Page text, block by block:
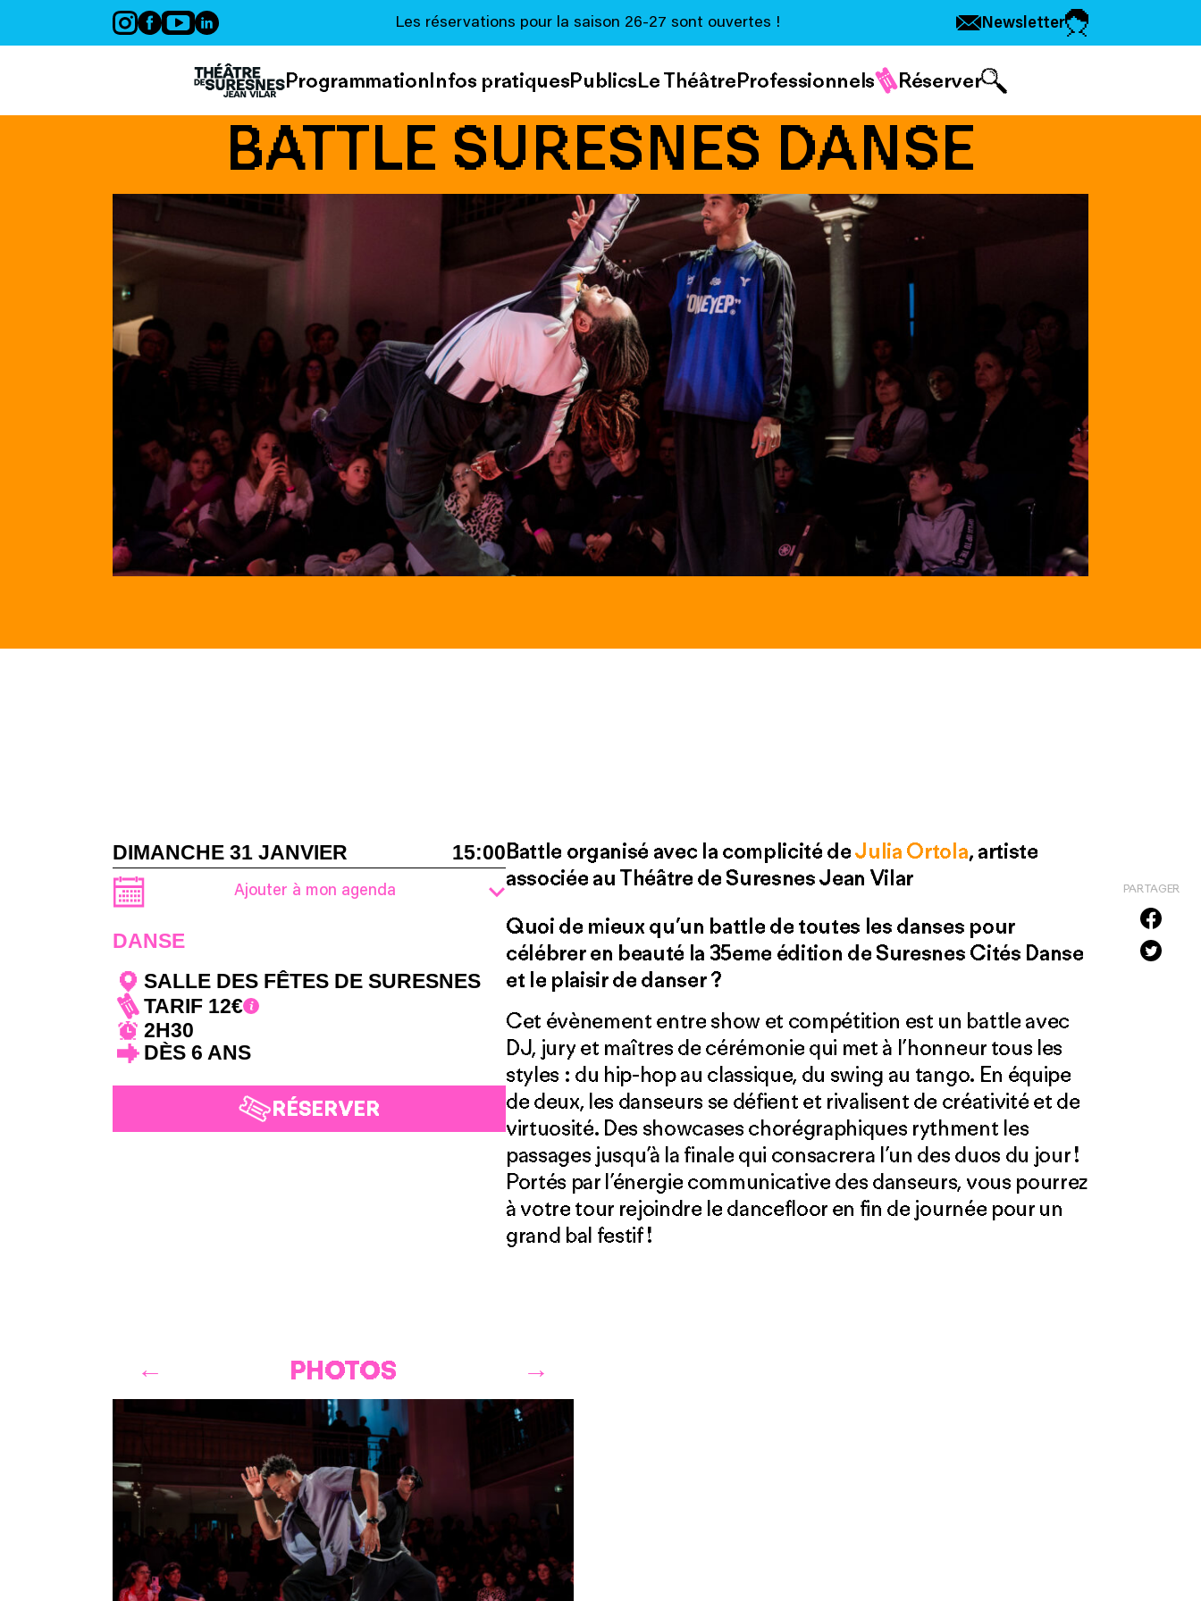
Les réservations pour la saison 26-27 sont ouvertes ! Newsletter
ProgrammationInfos pratiquesPublicsLe ThéâtreProfessionnels Réserver
BATTLE SURESNES DANSE
PARTAGER
DIMANCHE 31 JANVIER 15:00
Ajouter à mon agenda
DANSE
SALLE DES FÊTES DE SURESNES
TARIF 12€
2H30
DÈS 6 ANS
RÉSERVER
Battle organisé avec la complicité deJulia Ortola, artiste
associée au Théâtre de Suresnes Jean Vilar
Quoi de mieux qu’un battle de toutes les danses pour
célébrer en beauté la 35eme édition de Suresnes Cités Danse
et le plaisir de danser ?
Cet évènement entre show et compétition est un battle avec
DJ, jury et maîtres de cérémonie qui met à l’honneur tous les
styles : du hip-hop au classique, du swing au tango. En équipe
de deux, les danseurs se défient et rivalisent de créativité et de
virtuosité. Des showcases chorégraphiques rythment les
passages jusqu’à la finale qui consacrera l’un des duos du jour !
Portés par l’énergie communicative des danseurs, vous pourrez
à votre tour rejoindre le dancefloor en fin de journée pour un
grand bal festif !
PHOTOS
Panneau de gestion des cookies